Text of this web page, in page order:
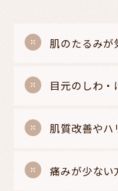
肌のたるみが
目元のしわ
肌質改善やハ
痛みが少ない